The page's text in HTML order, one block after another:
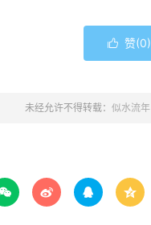
 赞(0)
未经允许不得转载： 似水流年
  